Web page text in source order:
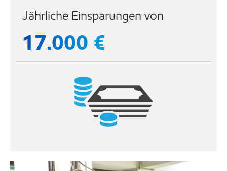
Jährliche Einsparungen von
17.000 €